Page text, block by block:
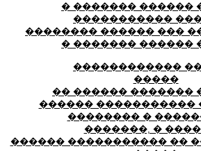
� ������� ������
�����������
�������� ������ ���
� ������� ������
������������
�����
�� ������ �������
������ �����������
�������� �
�������, �
������ ����������� ��